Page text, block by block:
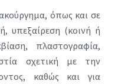
όπως και σε
υπεξαίρεση (κοινή ή
πλαστογραφία,
σχετική με την
καθώς και για